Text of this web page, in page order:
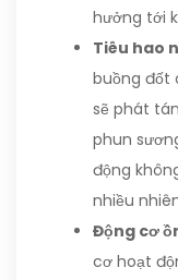
hưởng tới
Tiêu hao
buồng đốt
sẽ phát
phun
động
nhiều
Động cơ
cơ hoạt